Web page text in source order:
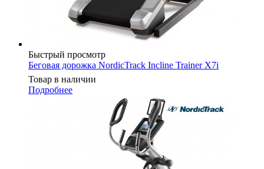
Быстрый просмотр
Беговая дорожка NordicTrack Incline Trainer X7i
Товар в наличии
Подробнее